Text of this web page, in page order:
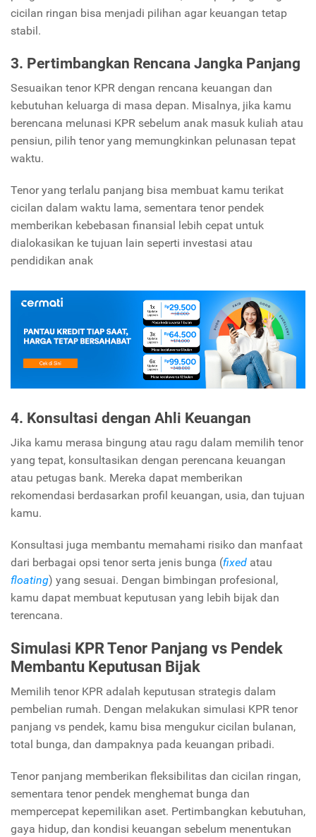
cicilan ringan bisa menjadi pilihan agar keuangan tetap
stabil.
3. Pertimbangkan Rencana Jangka Panjang
Sesuaikan tenor KPR dengan rencana keuangan dan
kebutuhan keluarga di masa depan. Misalnya, jika kamu
berencana melunasi KPR sebelum anak masuk kuliah atau
pensiun, pilih tenor yang memungkinkan pelunasan tepat
waktu.
Tenor yang terlalu panjang bisa membuat kamu terikat
cicilan dalam waktu lama, sementara tenor pendek
memberikan kebebasan finansial lebih cepat untuk
dialokasikan ke tujuan lain seperti investasi atau
pendidikan anak
4. Konsultasi dengan Ahli Keuangan
Jika kamu merasa bingung atau ragu dalam memilih tenor
yang tepat, konsultasikan dengan perencana keuangan
atau petugas bank. Mereka dapat memberikan
rekomendasi berdasarkan profil keuangan, usia, dan tujuan
kamu.
Konsultasi juga membantu memahami risiko dan manfaat
dari berbagai opsi tenor serta jenis bunga (fixed atau
floating) yang sesuai. Dengan bimbingan profesional,
kamu dapat membuat keputusan yang lebih bijak dan
terencana.
Simulasi KPR Tenor Panjang vs Pendek
Membantu Keputusan Bijak
Memilih tenor KPR adalah keputusan strategis dalam
pembelian rumah. Dengan melakukan simulasi KPR tenor
panjang vs pendek, kamu bisa mengukur cicilan bulanan,
total bunga, dan dampaknya pada keuangan pribadi.
Tenor panjang memberikan fleksibilitas dan cicilan ringan,
sementara tenor pendek menghemat bunga dan
mempercepat kepemilikan aset. Pertimbangkan kebutuhan,
gaya hidup, dan kondisi keuangan sebelum menentukan